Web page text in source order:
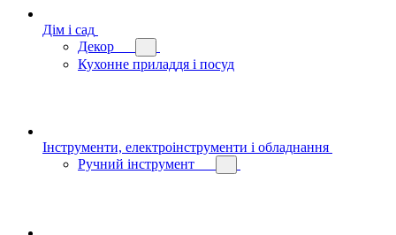
Дім і сад
Декор
Кухонне приладдя і посуд
Інструменти, електроінструменти і обладнання
Ручний інструмент